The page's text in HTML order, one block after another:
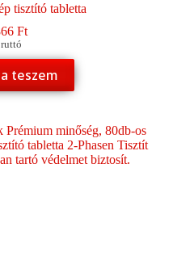
tisztító tabletta
Ft
teszem